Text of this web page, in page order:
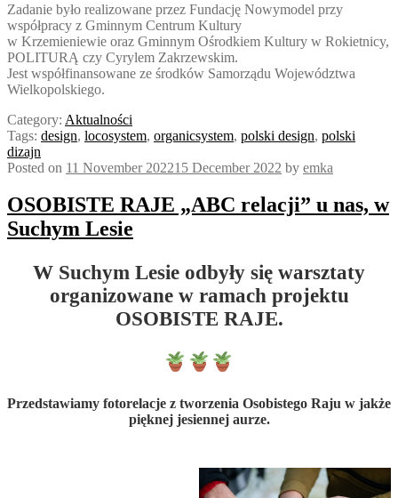
Zadanie było realizowane przez Fundację Nowymodel przy
współpracy z Gminnym Centrum Kultury
w Krzemieniewie oraz Gminnym Ośrodkiem Kultury w Rokietnicy,
POLITURĄ czy Cyrylem Zakrzewskim.
Jest współfinansowane ze środków Samorządu Województwa
Wielkopolskiego.
Category: Aktualności
Tags: design, locosystem, organicsystem, polski design, polski
dizajn
Posted on 11 November 202215 December 2022 by emka
OSOBISTE RAJE „ABC relacji” u nas, w
Suchym Lesie
W Suchym Lesie odbyły się warsztaty
organizowane w ramach projektu
OSOBISTE RAJE.
Przedstawiamy fotorelacje z tworzenia Osobistego Raju w jakże
pięknej jesiennej aurze.